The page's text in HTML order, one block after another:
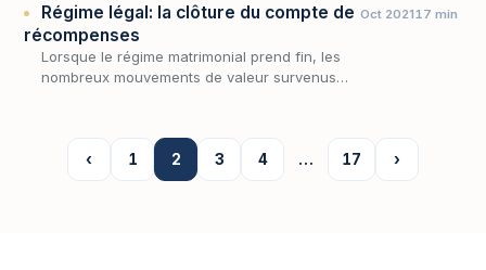
un…
Régime légal: la clôture du compte de
récompenses
Lorsque le régime matrimonial prend fin, les
nombreux mouvements de valeur survenus
Oct 202117 min
‹ 1 2 3 4 … 17 ›